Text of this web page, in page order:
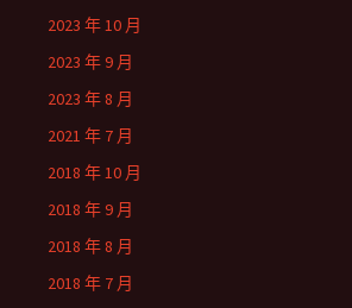
2023 年 10 月
2023 年 9 月
2023 年 8 月
2021 年 7 月
2018 年 10 月
2018 年 9 月
2018 年 8 月
2018 年 7 月